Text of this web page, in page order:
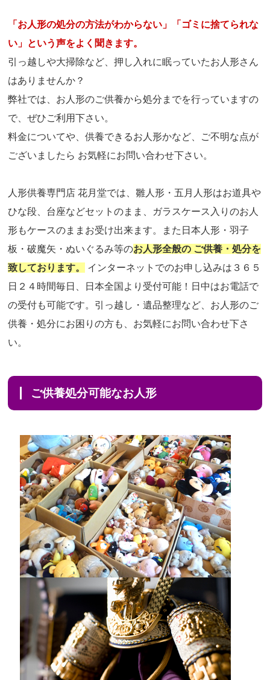
「お人形の処分の方法がわからない」「ゴミに捨てられな
い」という声をよく聞きます。
引っ越しや大掃除など、押し入れに眠っていたお人形さん
はありませんか？
弊社では、お人形のご供養から処分までを行っていますの
で、ぜひご利用下さい。
料金についてや、供養できるお人形かなど、ご不明な点が
ございましたら お気軽にお問い合わせ下さい。
人形供養専門店 花月堂では、雛人形・五月人形はお道具や
ひな段、台座などセットのまま、ガラスケース入りのお人
形もケースのままお受け出来ます。また日本人形・羽子
板・破魔矢・ぬいぐるみ等のお人形全般の ご供養・処分を
致しております。
インターネットでのお申し込みは３６５
日２４時間毎日、日本全国より受付可能！日中はお電話で
の受付も可能です。引っ越し・遺品整理など、お人形のご
供養・処分にお困りの方も、お気軽にお問い合わせ下さ
い。
ご供養処分可能なお人形